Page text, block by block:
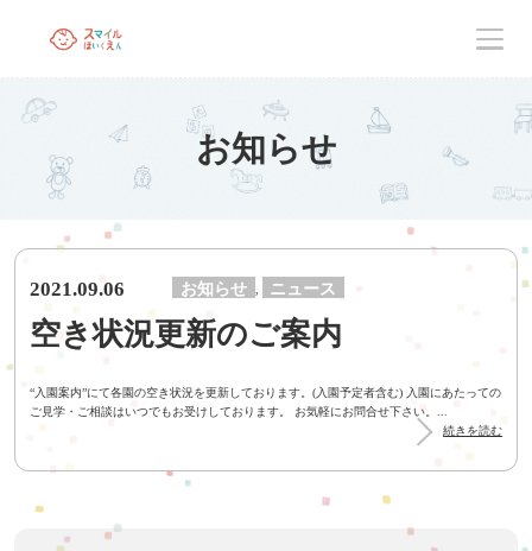
お知らせ
2021.09.06 お知らせ , ニュース
空き状況更新のご案内
“入園案内”にて各園の空き状況を更新しております。(入園予定者含む) 入園にあたっての
ご見学・ご相談はいつでもお受けしております。 お気軽にお問合せ下さい。...
続きを読む